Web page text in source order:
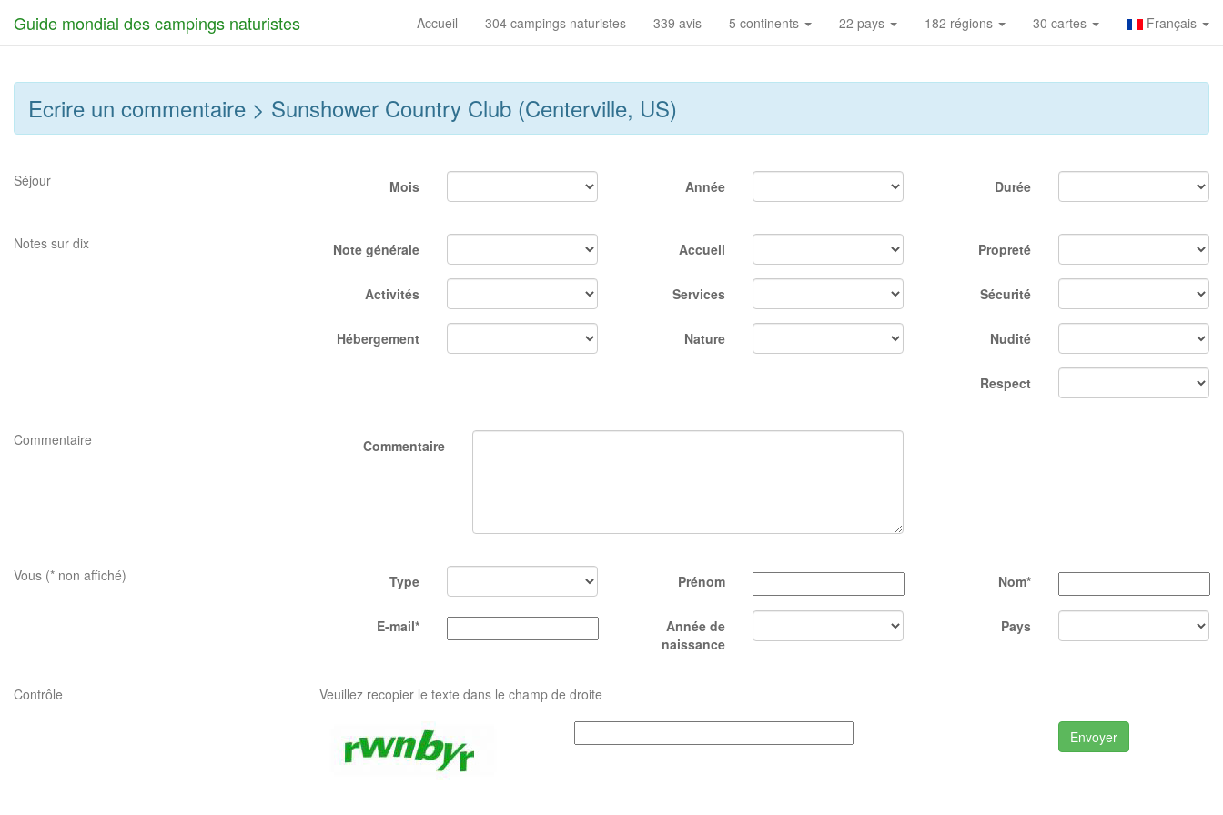
Guide mondial des campings naturistes Accueil 304 campings naturistes 339 avis 5 continents 22 pays 182 régions 30 cartes Français
Ecrire un commentaire > Sunshower Country Club (Centerville, US)
Séjour Mois Année Durée
Notes sur dix Note générale
Activités
Hébergement
Accueil
Services
Nature
Propreté
Sécurité
Nudité
Respect
Commentaire Commentaire
Vous (* non affiché) Type Prénom Nom*
E-mail*
Année de
naissance
Pays
Contrôle Veuillez recopier le texte dans le champ de droite
Envoyer